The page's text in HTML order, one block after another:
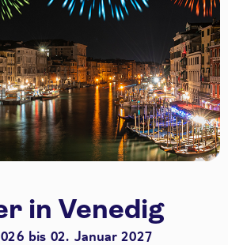
in Venedig
bis 02. Januar 2027